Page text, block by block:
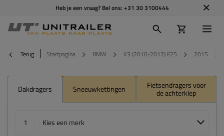
Heb je een vraag? Bel ons: +31 30 3100444
Terug Startpagina BMW X3 (2010-2017) F25 2015
Dakdragers Sneeuwkettingen Fietsendragers voor
de achterklep
1 Kies een merk